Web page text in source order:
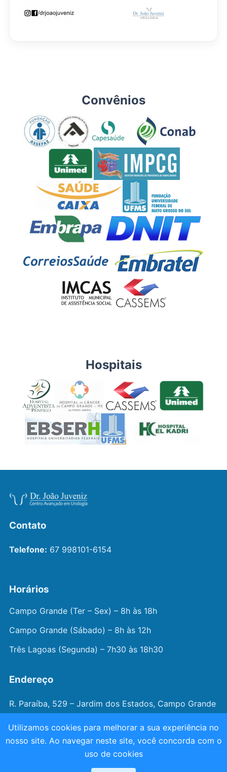
Convênios
Hospitais
Contato
Telefone: 67 998101-6154
Horários
Campo Grande (Ter – Sex) – 8h às 18h
Campo Grande (Sábado) – 8h às 12h
Três Lagoas (Segunda) – 7h30 às 18h30
Endereço
R. Paraíba, 529 – Jardim dos Estados, Campo Grande
– MS
© 2026 — Dr. João Juveniz . Todos os direitos
Utilizamos cookies para melhorar a sua experiência no
nosso site. Ao navegar neste site, você concorda com o
uso de cookies